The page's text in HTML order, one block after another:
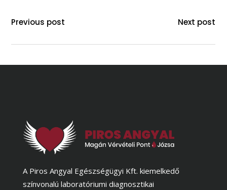
Previous post Next post
A Piros Angyal Egészségügyi Kft. kiemelkedő
színvonalú laboratóriumi diagnosztikai